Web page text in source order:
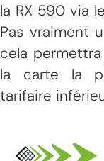
la RX 590 via
Pas vraiment
cela
la carte la
tarifaire